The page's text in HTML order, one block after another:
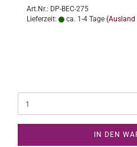
Art.Nr.: DP-BEC-275
Lieferzeit:
ca. 1-4 Tage (Ausland
IN DEN